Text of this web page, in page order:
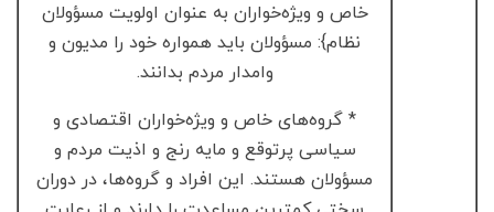
خاص و ویژه‌خواران به عنوان اولویت مسؤولان
نظام}: مسؤولان باید همواره خود را مدیون و
وامدار مردم بدانند.
* گروه‌های خاص و ویژه‌خواران اقتصادی و
سیاسی پرتوقع و مایه رنج و اذیت مردم و
مسؤولان هستند. این افراد و گروه‌ها، در دوران